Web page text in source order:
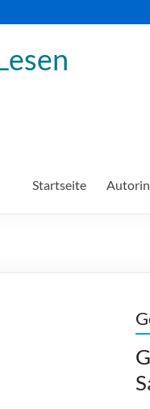
Startseite